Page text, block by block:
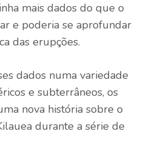
mais dados do que o
e poderia se aprofundar
das erupções.
dados numa variedade
e subterrâneos, os
nova história sobre o
durante a série de